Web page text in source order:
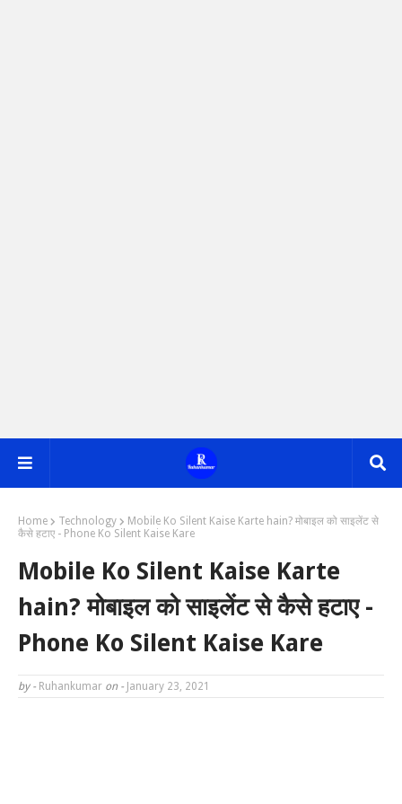
Home Technology
Mobile Ko Silent Kaise Karte hain? मोबाइल को साइलेंट से
कैसे हटाए - Phone Ko Silent Kaise Kare
Mobile Ko Silent Kaise Karte
hain? मोबाइल को साइलेंट से कैसे हटाए -
Phone Ko Silent Kaise Kare
by - Ruhankumar on - January 23, 2021